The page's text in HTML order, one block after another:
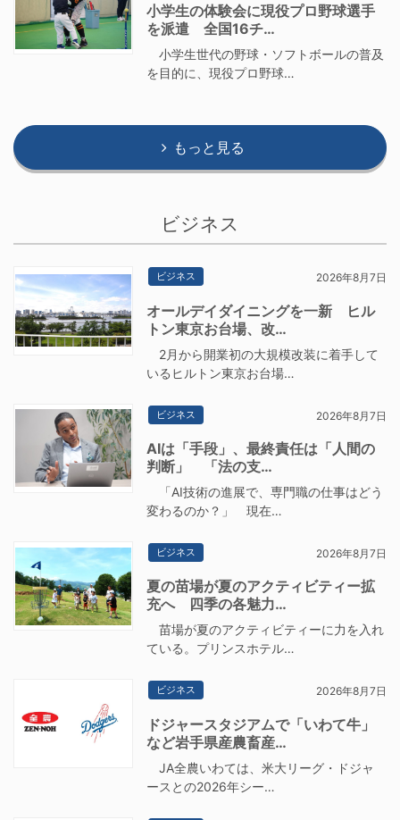
小学生の体験会に現役プロ野球選手
を派遣 全国16チ…
小学生世代の野球・ソフトボールの普及
を目的に、現役プロ野球…
もっと見る
ビジネス
ビジネス 2026年8月7日
オールデイダイニングを一新 ヒル
トン東京お台場、改…
2月から開業初の大規模改装に着手して
いるヒルトン東京お台場…
ビジネス 2026年8月7日
AIは「手段」、最終責任は「人間の
判断」 「法の支…
「AI技術の進展で、専門職の仕事はどう
変わるのか？」 現在…
ビジネス 2026年8月7日
夏の苗場が夏のアクティビティー拡
充へ 四季の各魅力…
苗場が夏のアクティビティーに力を入れ
ている。プリンスホテル…
ビジネス 2026年8月7日
ドジャースタジアムで「いわて牛」
など岩手県産農畜産…
JA全農いわては、米大リーグ・ドジャ
ースとの2026年シー…